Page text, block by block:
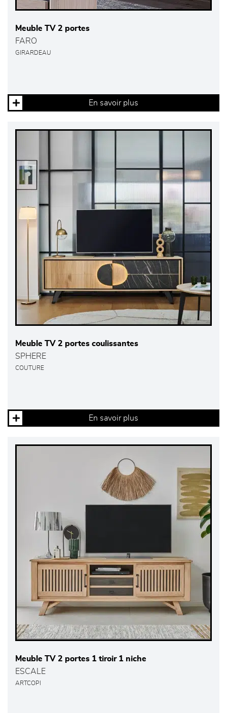
Meuble TV 2 portes
FARO
GIRARDEAU
En savoir plus
Meuble TV 2 portes coulissantes
SPHERE
COUTURE
En savoir plus
Meuble TV 2 portes 1 tiroir 1 niche
ESCALE
ARTCOPI